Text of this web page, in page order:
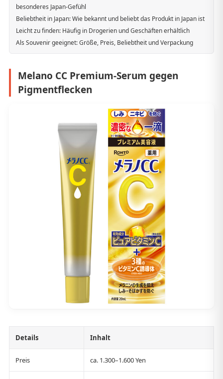
besonderes Japan-Gefühl
Beliebtheit in Japan: Wie bekannt und beliebt das Produkt in Japan ist
Leicht zu finden: Häufig in Drogerien und Geschäften erhältlich
Als Souvenir geeignet: Größe, Preis, Beliebtheit und Verpackung
Melano CC Premium-Serum gegen
Pigmentflecken
Details Inhalt
Preis ca. 1.300–1.600 Yen